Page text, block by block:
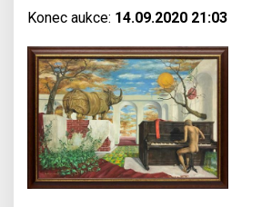
Konec aukce: 14.09.2020 21:03